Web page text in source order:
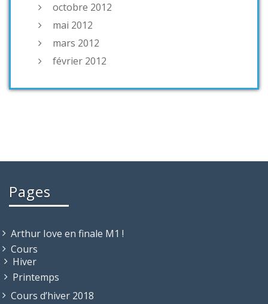
octobre 2012
mai 2012
mars 2012
février 2012
Pages
Arthur Iove en finale M1 !
Cours
Hiver
Printemps
Cours d’hiver 2018